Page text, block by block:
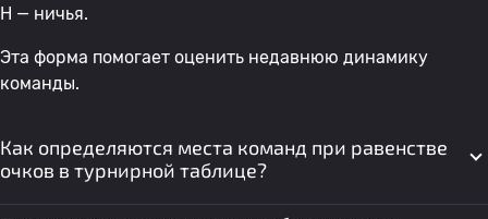
Н — ничья.
Эта форма помогает оценить недавнюю динамику
команды.
Как определяются места команд при равенстве
очков в турнирной таблице?